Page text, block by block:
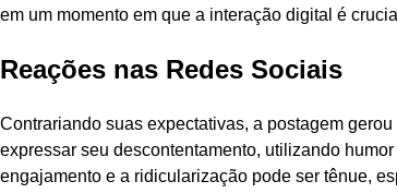
em um momento em que a interação digital é
Reações nas Redes Sociais
Contrariando suas expectativas, a postagem
expressar seu descontentamento, utilizando
engajamento e a ridicularização pode ser tênue,